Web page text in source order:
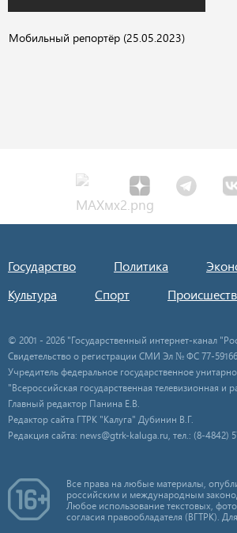
Мобильный репортёр (25.05.2023)
Государство Политика
Культура
Спорт
© 2001 - 2026 "Государственный интернет-канал
Свидетельство о регистрации СМИ Эл № ФС 77-59166
Учредитель федеральное государственное
"Всероссийская государственная телевизионная и
Главный редактор Панина Е.В.
Редактор сайта ГТРК "Калуга" Дубинин В.Г.
Редакция сайта: news@gtrk-kaluga.ru, тел.: (8-4842)
Все права на любые материалы,
российским и международным
Любое использование текстовых,
согласия правообладателя (ВГТРК).